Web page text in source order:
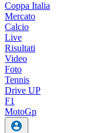
Coppa Italia
Mercato
Calcio
Live
Risultati
Video
Foto
Tennis
Drive UP
F1
MotoGp